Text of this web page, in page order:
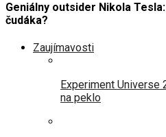
Geniálny outsider Nikola
čudáka?
Zaujímavosti
Experiment Universe
na peklo